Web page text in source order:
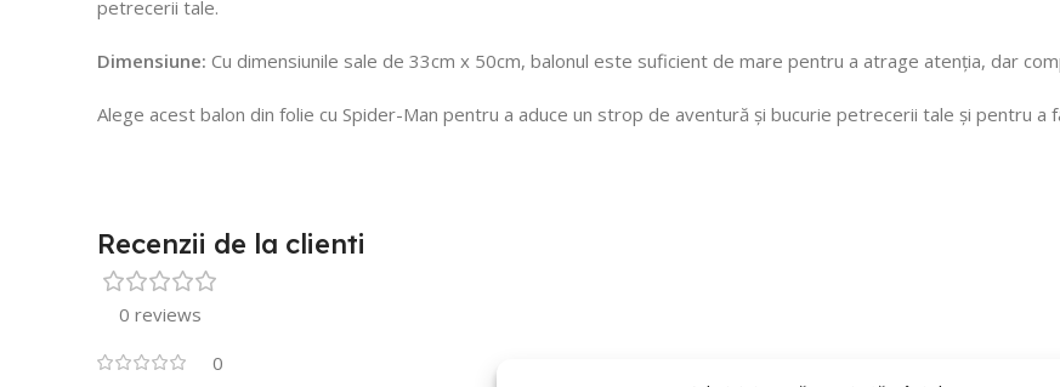
petrecerii tale.
Dimensiune: Cu dimensiunile sale de 33cm x 50cm, balonul este suficient de mare pentru a atrage atenția, dar
Alege acest balon din folie cu Spider-Man pentru a aduce un strop de aventură și bucurie petrecerii tale și pentru a
Recenzii de la clienti
0 reviews
0